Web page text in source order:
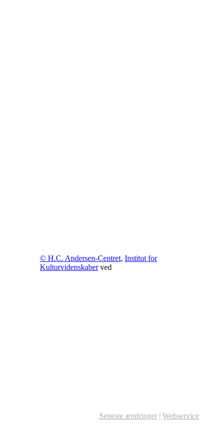
© H.C. Andersen-Centret, Institut for
Kulturvidenskaberved
Seneste ændringer | Webservice